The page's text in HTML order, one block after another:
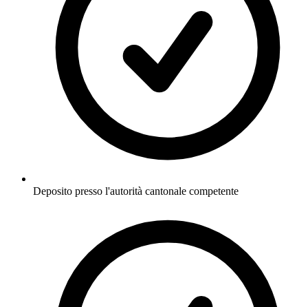
Deposito presso l'autorità cantonale competente